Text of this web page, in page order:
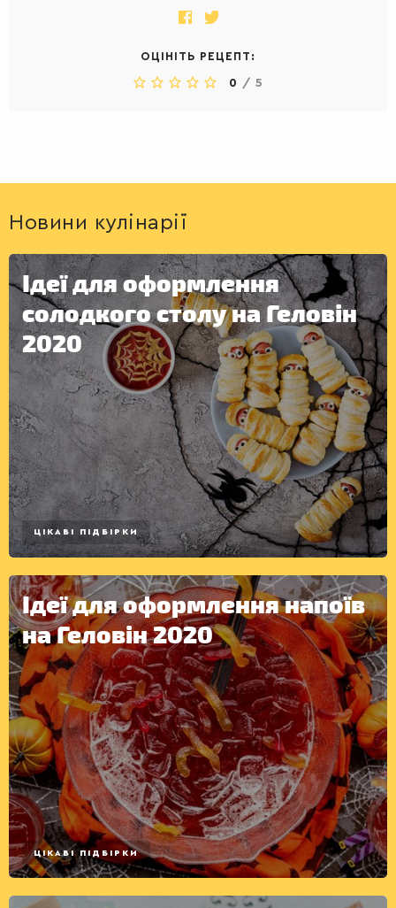
ОЦІНІТЬ РЕЦЕПТ:
0 / 5
Новини кулінарії
Ідеї для оформлення
солодкого столу на Геловін
2020
ЦІКАВІ ПІДБІРКИ
Ідеї для оформлення напоїв
на Геловін 2020
ЦІКАВІ ПІДБІРКИ